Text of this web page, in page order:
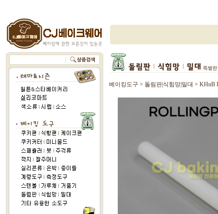
베이킹도구 > 돌림판|식힘망|밀대 > KHnB